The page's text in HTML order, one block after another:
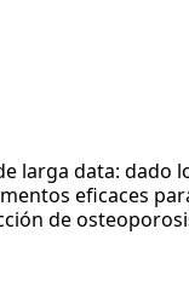
larga data: dado
eficaces
de